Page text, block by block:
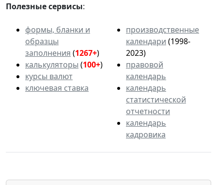
Полезные сервисы:
формы, бланки и
образцы
заполнения (1267+)
калькуляторы (100+)
курсы валют
ключевая ставка
производственные
календари (1998-
2023)
правовой
календарь
календарь
статистической
отчетности
календарь
кадровика